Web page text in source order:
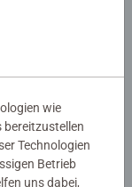
wie
bereitzustellen
Technologien
Betrieb
uns dabei,